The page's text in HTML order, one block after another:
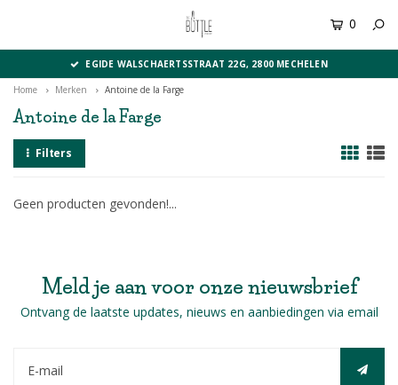
0
EGIDE WALSCHAERTSSTRAAT 22G, 2800 MECHELEN
Home Merken Antoine de la Farge
Antoine de la Farge
Filters
Geen producten gevonden!...
Meld je aan voor onze nieuwsbrief
Ontvang de laatste updates, nieuws en aanbiedingen via email